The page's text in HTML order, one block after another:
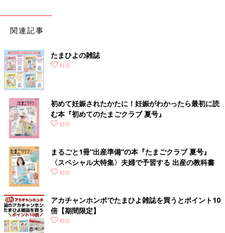
関連記事
たまひよの雑誌
妊活
初めて妊娠されたかたに！妊娠がわかったら最初に読
む本『初めてのたまごクラブ 夏号』
妊活
まるごと1冊“出産準備”の本『たまごクラブ 夏号』
〈スペシャル大特集〉夫婦で予習する 出産の教科書
妊活
アカチャンホンポでたまひよ雑誌を買うとポイント10
倍【期間限定】
妊活